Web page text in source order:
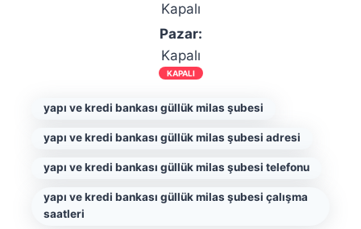
Kapalı
Pazar:
Kapalı
KAPALI
yapı ve kredi bankası güllük milas şubesi
yapı ve kredi bankası güllük milas şubesi adresi
yapı ve kredi bankası güllük milas şubesi telefonu
yapı ve kredi bankası güllük milas şubesi çalışma
saatleri